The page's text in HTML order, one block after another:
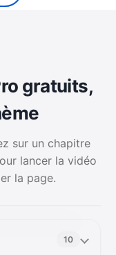
gratuits,
sur un chapitre
lancer la vidéo
la page.
10